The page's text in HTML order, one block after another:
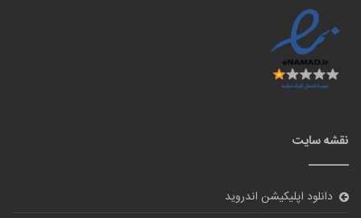
نقشه سایت
دانلود اپلیکیشن اندروید